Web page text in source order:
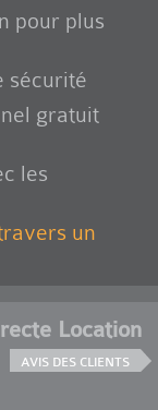
pour plus
sécurité
gratuit
les
un
Location
AVIS DES CLIENTS